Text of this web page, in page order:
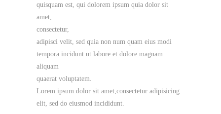
quisquam est, qui dolorem ipsum quia dolor sit
amet,
consectetur,
adipisci velit, sed quia non num quam eius modi
tempora incidunt ut labore et dolore magnam
aliquam
quaerat voluptatem.
Lorem ipsum dolor sit amet,consectetur adipisicing
elit, sed do eiusmod incididunt.